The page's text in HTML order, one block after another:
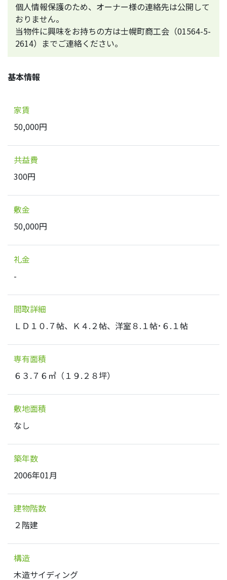
個人情報保護のため、オーナー様の連絡先は公開して
おりません。
当物件に興味をお持ちの方は士幌町商工会（01564-5-
2614）までご連絡ください。
基本情報
家賃
50,000円
共益費
300円
敷金
50,000円
礼金
-
間取詳細
ＬＤ１０.７帖、Ｋ４.２帖、洋室８.１帖･６.１帖
専有面積
６３.７６㎡（１９.２８坪）
敷地面積
なし
築年数
2006年01月
建物階数
２階建
構造
木造サイディング